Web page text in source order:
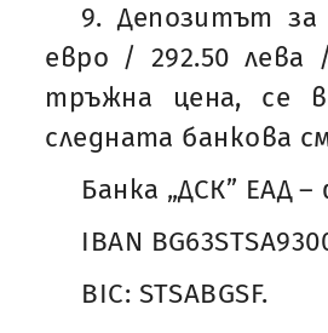
9. Депозитът
евро / 292.50 лева
тръжна цена, се
следната банкова
Банка „ДСК” ЕАД
IBAN
BIC: STSABGSF.